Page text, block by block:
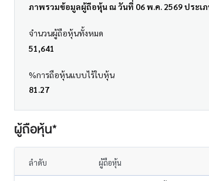
ภาพรวมข้อมูลผู้ถือหุ้น ณ วันที่ 06 พ.ค. 2569 ประเภ
จำนวนผู้ถือหุ้นทั้งหมด
51,641
%การถือหุ้นแบบไร้ใบหุ้น
81.27
ผู้ถือหุ้น*
ลำดับ ผู้ถือหุ้น